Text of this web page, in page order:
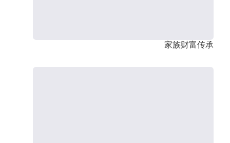
家族财富传承